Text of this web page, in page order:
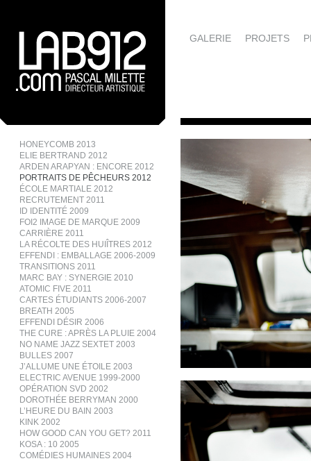
HONEYCOMB 2013
ELIE BERTRAND 2012
ARDEN ARAPYAN : ENCORE 2012
PORTRAITS DE PÊCHEURS 2012
ÉCOLE MARTIALE 2012
RECRUTEMENT 2011
ID IDENTITÉ 2009
FOI2 IMAGE DE MARQUE 2009
CARRIÈRE 2011
LA RÉCOLTE DES HUIÎTRES 2012
EFFENDI : EMBALLAGE 2006-2009
TRANSITIONS 2011
MARC BAY : SYNERGIE 2010
ATOMIC FIVE 2011
CARTES ÉTUDIANTS 2006-2007
BREATH 2005
EFFENDI DÉSIR 2006
THE CURE : APRÈS LA PLUIE 2004
NO NAME JAZZ SEXTET 2003
BULLES 2007
J’ALLUME UNE ÉTOILE 2003
ELECTRIC AVENUE 1999-2000
OPÉRATION SVD 2002
DOROTHÉE BERRYMAN 2000
L’HEURE DU BAIN 2003
KINK 2002
HOW GOOD CAN YOU GET? 2011
KOSA : 10 2005
COMÉDIES HUMAINES 2004
GALERIE PROJETS